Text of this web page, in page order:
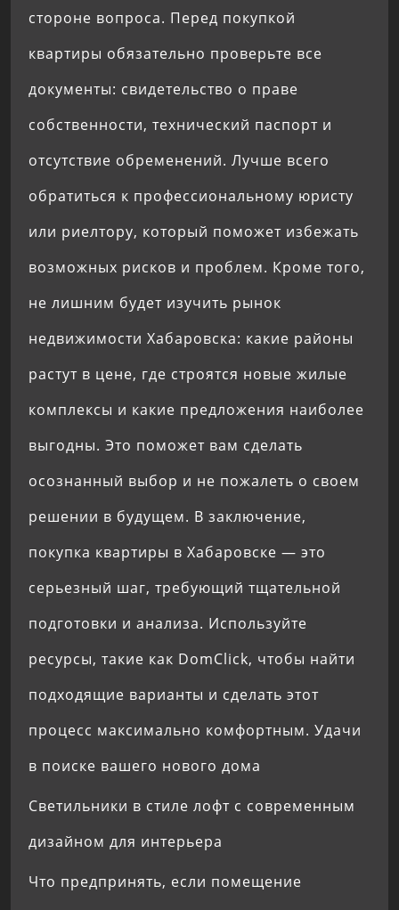
стороне вопроса. Перед покупкой
квартиры обязательно проверьте все
документы: свидетельство о праве
собственности, технический паспорт и
отсутствие обременений. Лучше всего
обратиться к профессиональному юристу
или риелтору, который поможет избежать
возможных рисков и проблем. Кроме того,
не лишним будет изучить рынок
недвижимости Хабаровска: какие районы
растут в цене, где строятся новые жилые
комплексы и какие предложения наиболее
выгодны. Это поможет вам сделать
осознанный выбор и не пожалеть о своем
решении в будущем. В заключение,
покупка квартиры в Хабаровске — это
серьезный шаг, требующий тщательной
подготовки и анализа. Используйте
ресурсы, такие как DomClick, чтобы найти
подходящие варианты и сделать этот
процесс максимально комфортным. Удачи
в поиске вашего нового дома
Светильники в стиле лофт с современным
дизайном для интерьера
Что предпринять, если помещение